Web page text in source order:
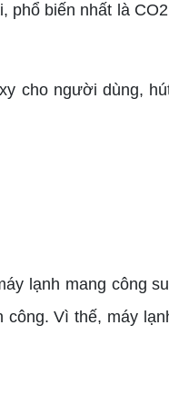
biến nhất là
cho người dùng,
lạnh mang công
Vì thế, máy